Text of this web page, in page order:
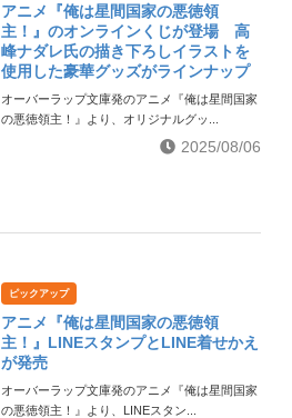
アニメ『俺は星間国家の悪徳領
主！』のオンラインくじが登場 高
峰ナダレ氏の描き下ろしイラストを
使用した豪華グッズがラインナップ
オーバーラップ文庫発のアニメ『俺は星間国家
の悪徳領主！』より、オリジナルグッ...
2025/08/06
ピックアップ
アニメ『俺は星間国家の悪徳領
主！』LINEスタンプとLINE着せかえ
が発売
オーバーラップ文庫発のアニメ『俺は星間国家
の悪徳領主！』より、LINEスタン...